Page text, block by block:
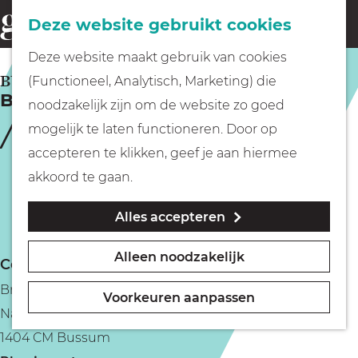
Deze website gebruikt cookies
Deze website maakt gebruik van cookies
(Functioneel, Analytisch, Marketing) die
noodzakelijk zijn om de website zo goed
mogelijk te laten functioneren. Door op
accepteren te klikken, geef je aan hiermee
akkoord te gaan.
Alles accepteren
Alleen noodzakelijk
Voorkeuren aanpassen
G
a
n
a
o
m
e
p
Fietsen
Wandelen
Geocachen
Naar het museum
o
e
k
e
n
Brasserie Drusius
BUSSUM
Contact
Brasserie Drusius
Nassaulaan 41
1404 CM Bussum